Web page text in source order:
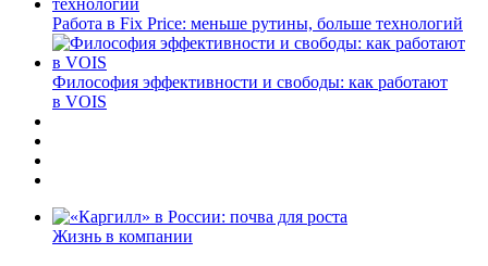
Работа в Fix Price: меньше рутины, больше технологий
Философия эффективности и свободы: как работают
в VOIS
Жизнь в компании